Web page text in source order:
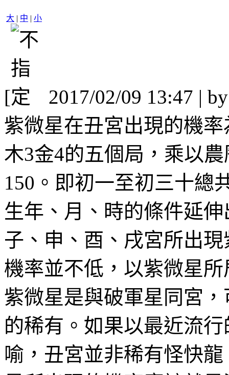
大 | 中 | 小
[
2017/02/09 13:47 |
紫微星在丑宮出現的機
木3金4的五個局，乘以
150。即初一至初三十總
生年、月、時的條件延
子、申、酉、戌宮所出
機率並不低，以紫微星
紫微星是與破軍星同宮
的稀有。如果以最近流行
喻，丑宮並非稀有怪快